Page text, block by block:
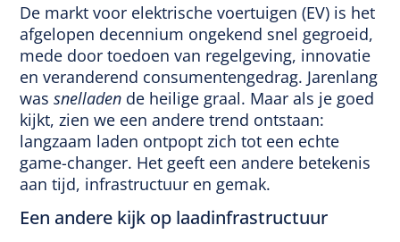
De markt voor elektrische voertuigen (EV) is het
afgelopen decennium ongekend snel gegroeid,
mede door toedoen van regelgeving, innovatie
en veranderend consumentengedrag. Jarenlang
wassnelladen de heilige graal. Maar als je goed
kijkt, zien we een andere trend ontstaan:
langzaam laden ontpopt zich tot een echte
game-changer. Het geeft een andere betekenis
aan tijd, infrastructuur en gemak.
Een andere kijk op laadinfrastructuur